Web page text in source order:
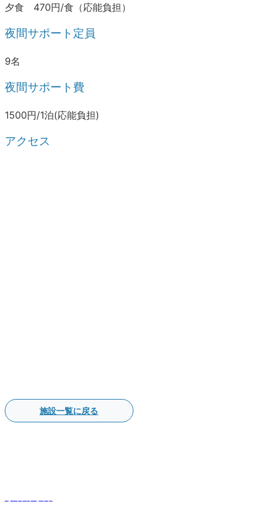
夕食 470円/食（応能負担）
夜間サポート定員
9名
夜間サポート費
1500円/1泊(応能負担)
アクセス
施設一覧に戻る